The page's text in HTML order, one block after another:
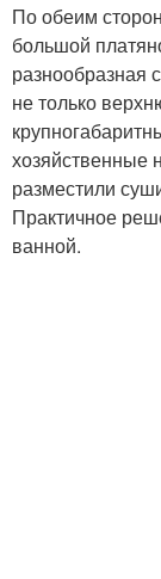
По обеим
большой
разнообразная
не только
хозяйственные
разместили
Практичное
ванной.